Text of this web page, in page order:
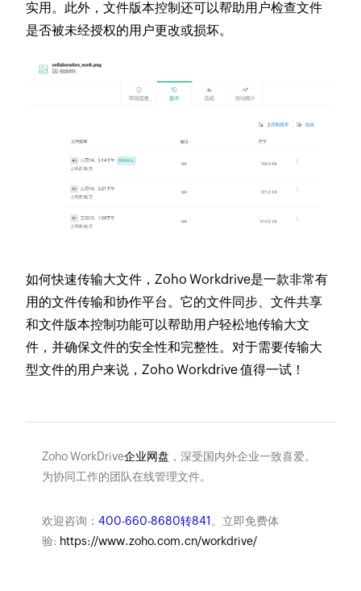
实用。此外，文件版本控制还可以帮助用户检查文件
是否被未经授权的用户更改或损坏。
如何快速传输大文件 ，Zoho Workdrive是一款非常有
用的文件传输和协作平台。它的文件同步、文件共享
和文件版本控制功能可以帮助用户轻松地传输大文
件，并确保文件的安全性和完整性。对于需要传输大
型文件的用户来说，Zoho Workdrive 值得一试！
Zoho WorkDrive企业网盘 ，深受国内外企业一致喜爱。
为协同工作的团队在线管理文件。
欢迎咨询： 400-660-8680转841 。立即免费体
验: https://www.zoho.com.cn/workdrive/